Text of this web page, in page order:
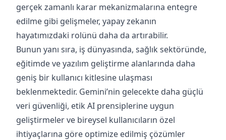
gerçek zamanlı karar mekanizmalarına entegre
edilme gibi gelişmeler, yapay zekanın
hayatımızdaki rolünü daha da artırabilir.
Bunun yanı sıra, iş dünyasında, sağlık sektöründe,
eğitimde ve yazılım geliştirme alanlarında daha
geniş bir kullanıcı kitlesine ulaşması
beklenmektedir. Gemini’nin gelecekte daha güçlü
veri güvenliği, etik AI prensiplerine uygun
geliştirmeler ve bireysel kullanıcıların özel
ihtiyaçlarına göre optimize edilmiş çözümler